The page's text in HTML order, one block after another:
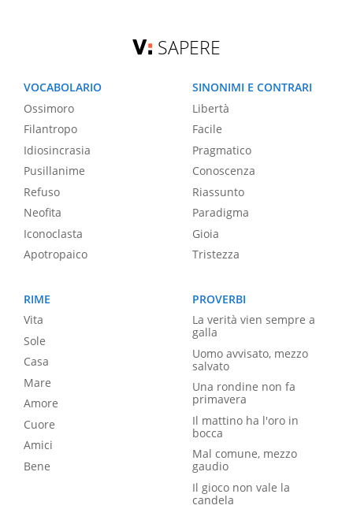
SAPERE
VOCABOLARIO
Ossimoro
Filantropo
Idiosincrasia
Pusillanime
Refuso
Neofita
Iconoclasta
Apotropaico
SINONIMI E CONTRARI
Libertà
Facile
Pragmatico
Conoscenza
Riassunto
Paradigma
Gioia
Tristezza
RIME
Vita
Sole
Casa
Mare
Amore
Cuore
Amici
Bene
PROVERBI
La verità vien sempre a
galla
Uomo avvisato, mezzo
salvato
Una rondine non fa
primavera
Il mattino ha l'oro in
bocca
Mal comune, mezzo
gaudio
Il gioco non vale la
candela